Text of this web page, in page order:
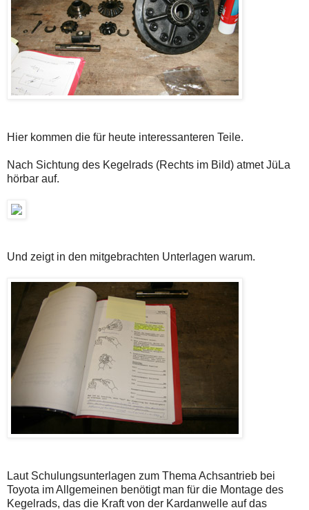
Hier kommen die für heute interessanteren Teile.
Nach Sichtung des Kegelrads (Rechts im Bild) atmet JüLa
hörbar auf.
Und zeigt in den mitgebrachten Unterlagen warum.
Laut Schulungsunterlagen zum Thema Achsantrieb bei
Toyota im Allgemeinen benötigt man für die Montage des
Kegelrads, das die Kraft von der Kardanwelle auf das